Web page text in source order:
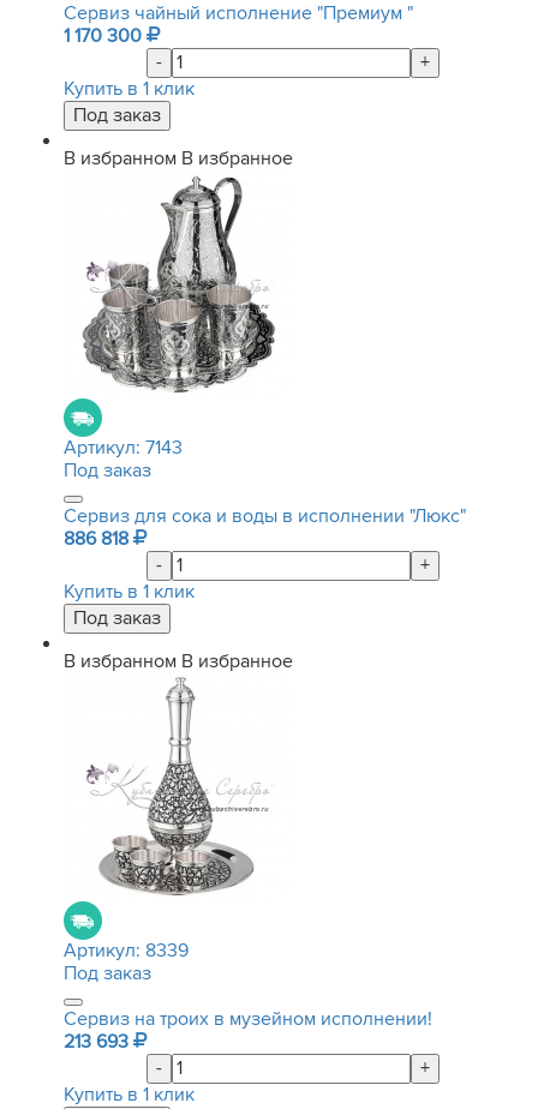
Сервиз чайный исполнение "Премиум "
1 170 300
-
+
Купить в 1 клик
В избранном В избранное
Артикул: 7143
Под заказ
Сервиз для сока и воды в исполнении "Люкс"
886 818
-
+
Купить в 1 клик
В избранном В избранное
Артикул: 8339
Под заказ
Сервиз на троих в музейном исполнении!
213 693
-
+
Купить в 1 клик